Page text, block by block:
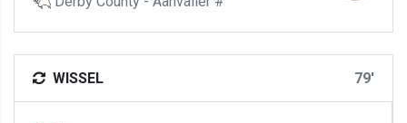
WISSEL 79'